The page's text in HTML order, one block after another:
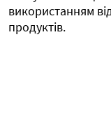
використанням
продуктів.